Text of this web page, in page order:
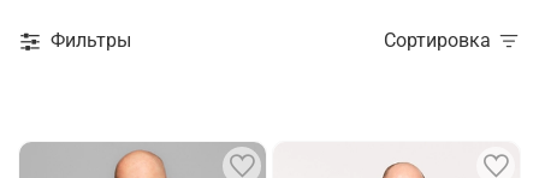
Фильтры Сортировка